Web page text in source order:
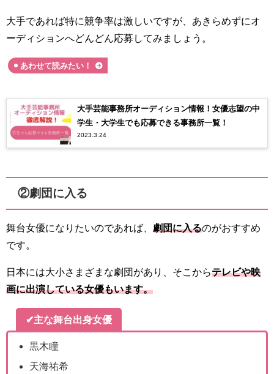
大手であれば特に競争率は激しいですが、あきらめずにオ
ーディションへどんどん応募してみましょう。
あわせて読みたい！
大手芸能事務所オーディション情報！女優志望の中
学生・大学生でも応募できる事務所一覧！
2023.3.24
②劇団に入る
舞台女優になりたいのであれば、 劇団に入るのがおすすめ
です。
日本には大小さまざまな劇団があり、そこからテレビや映
画に出演している女優もいます。
✔主な舞台出身女優
黒木瞳
天海祐希